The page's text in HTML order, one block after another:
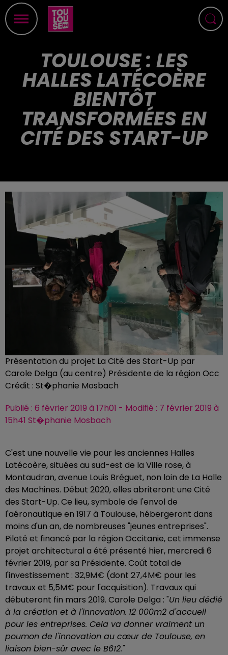
TOULOUSE : LES
HALLES LATÉCOÈRE
BIENTÔT
TRANSFORMÉES EN
CITÉ DES START-UP
Présentation du projet La Cité des Start-Up par
Carole Delga (au centre) Présidente de la région Occ
Crédit : St�phanie Mosbach
Publié : 6 février 2019 à 17h01 - Modifié : 7 février 2019 à
15h41 St�phanie Mosbach
C'est une nouvelle vie pour les anciennes Halles
Latécoère, situées au sud-est de la Ville rose, à
Montaudran, avenue Louis Bréguet, non loin de La Halle
des Machines. Début 2020, elles abriteront une Cité
des Start-Up. Ce lieu, symbole de l'envol de
l'aéronautique en 1917 à Toulouse, hébergeront dans
moins d'un an, de nombreuses "jeunes entreprises".
Piloté et financé par la région Occitanie, cet immense
projet architectural a été présenté hier, mercredi 6
février 2019, par sa Présidente. Coût total de
l'investissement : 32,9M€ (dont 27,4M€ pour les
travaux et 5,5M€ pour l'acquisition). Travaux qui
débuteront fin mars 2019. Carole Delga : "Un lieu dédié
à la création et à l'innovation. 12 000m2 d'accueil
pour les entreprises. Cela va donner vraiment un
poumon de l'innovation au cœur de Toulouse, en
liaison bien-sûr avec le B612."